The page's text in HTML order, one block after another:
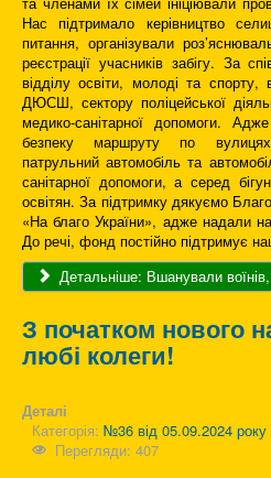
Нас підтримало керівництво
питання, організували
реєстрації учасників забігу. За
відділу освіти, молоді та спорту,
ДЮСШ, сектору поліцейської
медико-санітарної допомоги.
безпеку маршруту по
патрульний автомобіль та
санітарної допомоги, а серед
освітян. За підтримку дякуємо
«На благо України», адже надали
До речі, фонд постійно підтримує
Детальніше: Вшанували воїнів,
З початком нового
любі колеги!
Деталі
Категорія: №36 від 05.09.2024 року
Перегляди: 407